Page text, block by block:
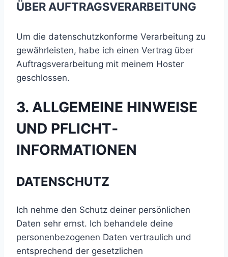
ÜBER AUFTRAGSVERARBEITUNG
Um die datenschutzkonforme Verarbeitung zu
gewährleisten, habe ich einen Vertrag über
Auftragsverarbeitung mit meinem Hoster
geschlossen.
3. ALLGEMEINE HINWEISE
UND PFLICHT­
INFORMATIONEN
DATENSCHUTZ
Ich nehme den Schutz deiner persönlichen
Daten sehr ernst. Ich behandele deine
personenbezogenen Daten vertraulich und
entsprechend der gesetzlichen